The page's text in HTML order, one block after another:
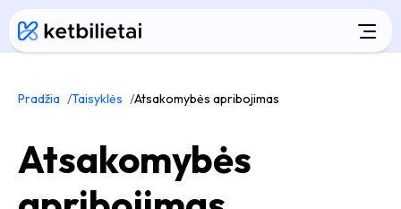
Pradžia Taisyklės Atsakomybės apribojimas
Atsakomybės